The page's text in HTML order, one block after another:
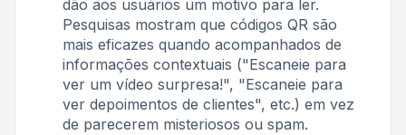
dão aos usuários um motivo para ler.
Pesquisas mostram que códigos QR são
mais eficazes quando acompanhados de
informações contextuais ("Escaneie para
ver um vídeo surpresa!", "Escaneie para
ver depoimentos de clientes", etc.) em vez
de parecerem misteriosos ou spam.